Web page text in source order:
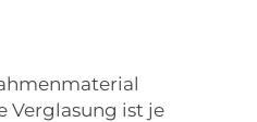
Verglasung ist je